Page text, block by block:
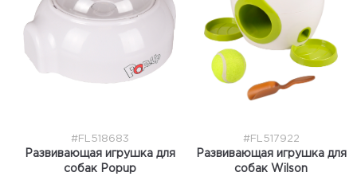
#FL518683
Развивающая игрушка для
собак Popup
#FL517922
Развивающая игрушка для
собак Wilson